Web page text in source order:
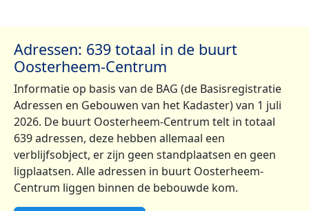
Adressen: 639 totaal in de buurt
Oosterheem-Centrum
Informatie op basis van de BAG (de Basisregistratie
Adressen en Gebouwen van het Kadaster) van 1 juli
2026. De buurt Oosterheem-Centrum telt in totaal
639 adressen, deze hebben allemaal een
verblijfsobject, er zijn geen standplaatsen en geen
ligplaatsen. Alle adressen in buurt Oosterheem-
Centrum liggen binnen de bebouwde kom.